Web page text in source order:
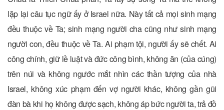
lặp lại câu tục ngữ ấy ở Israel nữa. Này tất cả mọi sinh mạng
đều thuộc về Ta; sinh mạng người cha cũng như sinh mạng
người con, đều thuộc về Ta. Ai phạm tội, người ấy sẽ chết. Ai
công chính, giữ lề luật và đức công bình, không ăn (của cúng)
trên núi và không ngước mắt nhìn các thần tượng của nhà
Israel, không xúc phạm đến vợ người khác, không gần gũi
đàn bà khi họ không được sạch, không áp bức người ta, trả đồ